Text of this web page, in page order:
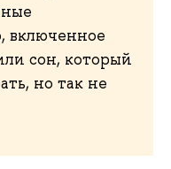
включенное
сон, который
но так не